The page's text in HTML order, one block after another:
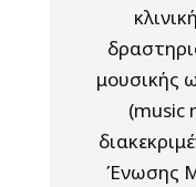
μουσικής
(music
Ένωσης